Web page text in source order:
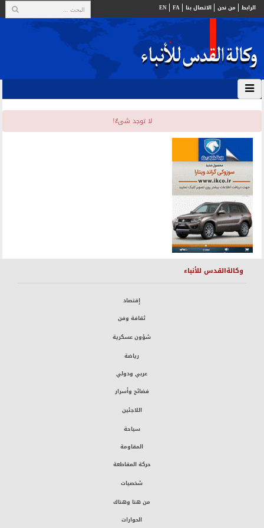
الرابط من نحن الاتصال بنا FA
EN
لا توجد شیءٌ!
وكالةالقدس للأنباء
إقتصاد
ثقافة وفن
شؤون عسكرية
رياضة
عربي ودولي
فضائح وأسرار
اللاجئين
سياحة
المقاومة
حركة المقاطعة
شخصيات
من هنا وهناك
الحوارات